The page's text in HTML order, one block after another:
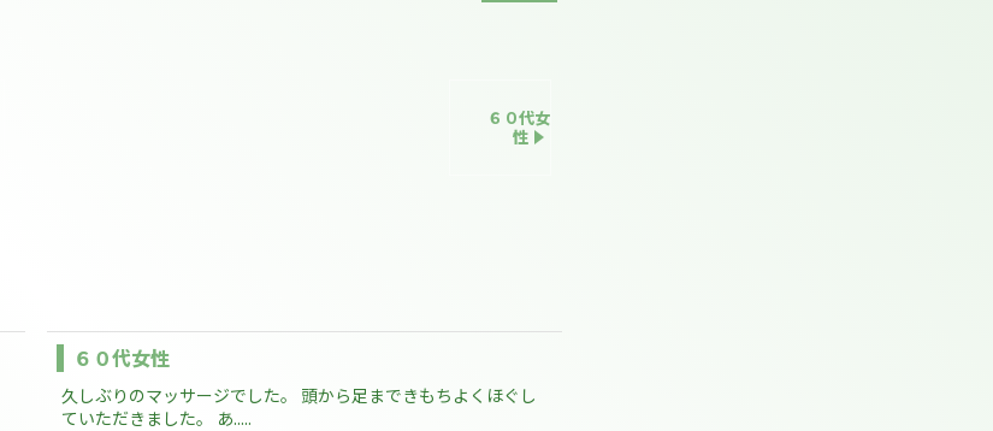
６０代女
性
６０代女性
久しぶりのマッサージでした。 頭から足まできもちよくほぐし
ていただきました。 あ.....